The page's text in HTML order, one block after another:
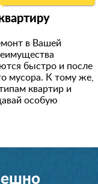
в Вашей
быстро и после
мусора. К тому же,
квартир и
особую